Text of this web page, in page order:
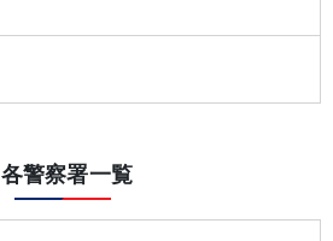
各警察署一覧